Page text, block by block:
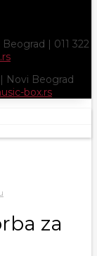
| 011 322
Novi Beograd
box.rs
za